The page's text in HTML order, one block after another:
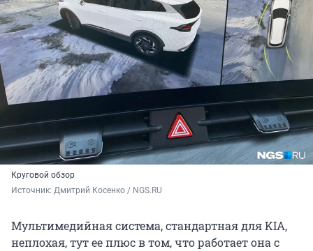
Круговой обзор
Источник: Дмитрий Косенко / NGS.RU
Мультимедийная система, стандартная для KIA,
неплохая, тут ее плюс в том, что работает она с